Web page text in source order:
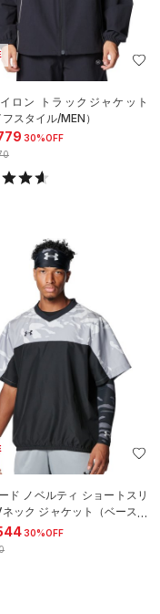
ロン トラックジャケット
フスタイル/MEN）
30%OFF
ド ノベルティ ショートスリ
ック ジャケット（ベースボ
）30%OFF